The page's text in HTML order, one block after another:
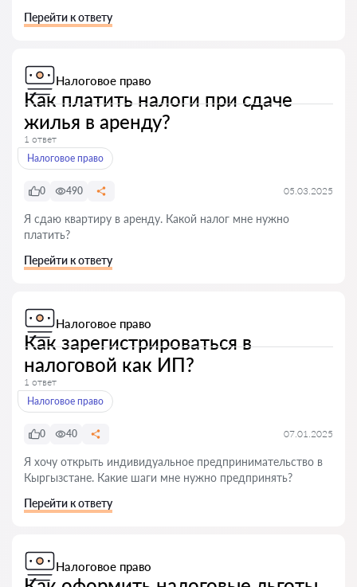
Перейти к ответу
Налоговое право
Как платить налоги при сдаче
жилья в аренду?
1 ответ
Налоговое право
0 490 05.03.2025
Я сдаю квартиру в аренду. Какой налог мне нужно
платить?
Перейти к ответу
Налоговое право
Как зарегистрироваться в
налоговой как ИП?
1 ответ
Налоговое право
0 40 07.01.2025
Я хочу открыть индивидуальное предпринимательство в
Кыргызстане. Какие шаги мне нужно предпринять?
Перейти к ответу
Налоговое право